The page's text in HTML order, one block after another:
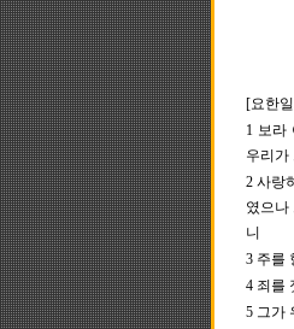
[요한
1 보라
우리가
2 사랑
였으나
니
3 주를
4 죄를
5 그가